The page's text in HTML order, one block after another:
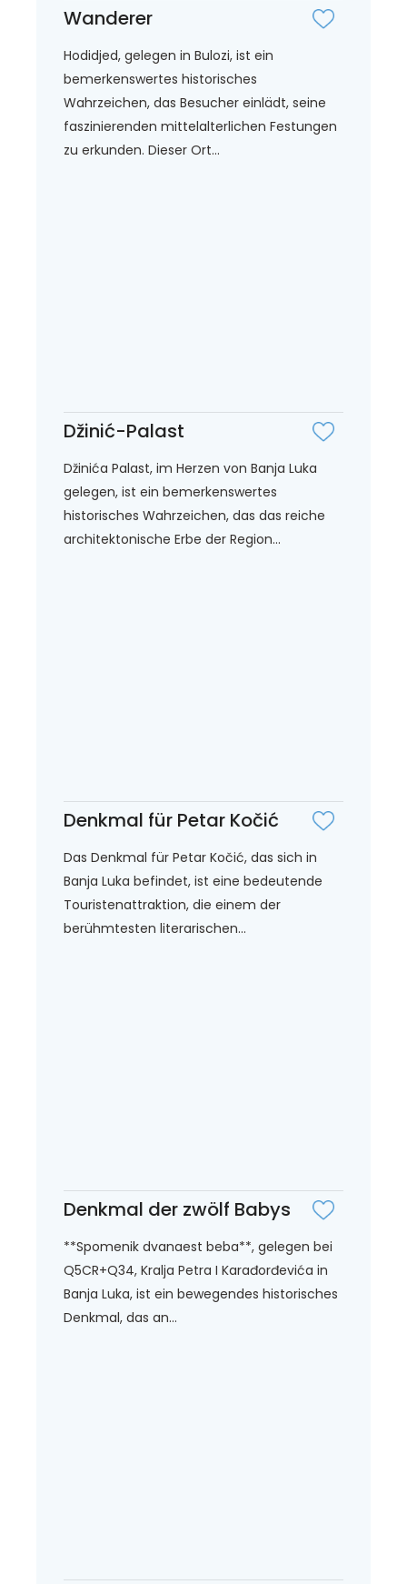
Wanderer
Hodidjed, gelegen in Bulozi, ist ein
bemerkenswertes historisches
Wahrzeichen, das Besucher einlädt, seine
faszinierenden mittelalterlichen Festungen
zu erkunden. Dieser Ort...
Džinić-Palast
Džinića Palast, im Herzen von Banja Luka
gelegen, ist ein bemerkenswertes
historisches Wahrzeichen, das das reiche
architektonische Erbe der Region...
Denkmal für Petar Kočić
Das Denkmal für Petar Kočić, das sich in
Banja Luka befindet, ist eine bedeutende
Touristenattraktion, die einem der
berühmtesten literarischen...
Denkmal der zwölf Babys
**Spomenik dvanaest beba**, gelegen bei
Q5CR+Q34, Kralja Petra I Karađorđevića in
Banja Luka, ist ein bewegendes historisches
Denkmal, das an...